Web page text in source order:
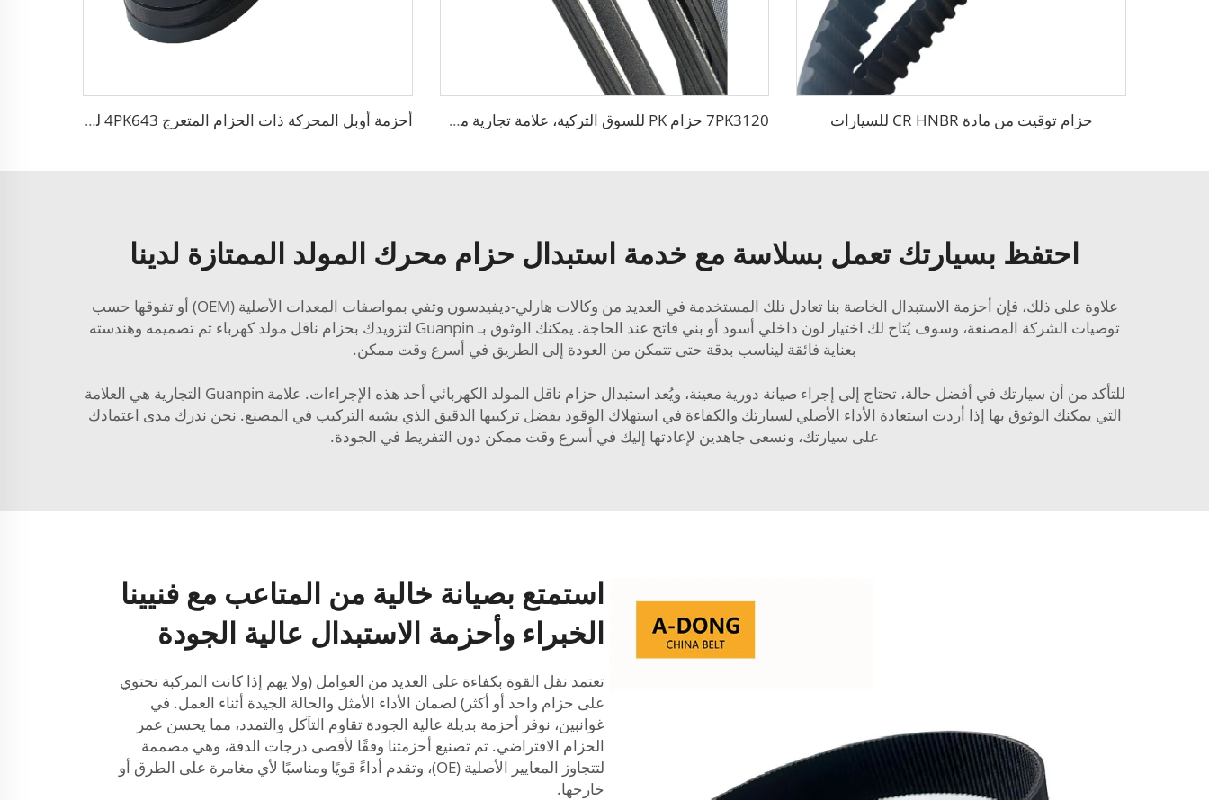
حزام توقيت من مادة CR HNBR للسيارات 7PK3120 حزام PK للسوق التركية، علامة تجارية مخصصة، حزام V مسطح ذو سطح خشن أحزمة أوبل المحركة ذات الحزام المتعرج 4PK643 لشيفروليه كروز
احتفظ بسيارتك تعمل بسلاسة مع خدمة استبدال حزام محرك المولد الممتازة لدينا
علاوة على ذلك، فإن أحزمة الاستبدال الخاصة بنا تعادل تلك المستخدمة في العديد من وكالات هارلي-ديفيدسون وتفي بمواصفات المعدات الأصلية (OEM) أو تفوقها حسب
توصيات الشركة المصنعة، وسوف يُتاح لك اختيار لون داخلي أسود أو بني فاتح عند الحاجة. يمكنك الوثوق بـ Guanpin لتزويدك بحزام ناقل مولد كهرباء تم تصميمه وهندسته
بعناية فائقة ليناسب بدقة حتى تتمكن من العودة إلى الطريق في أسرع وقت ممكن.
للتأكد من أن سيارتك في أفضل حالة، تحتاج إلى إجراء صيانة دورية معينة، ويُعد استبدال حزام ناقل المولد الكهربائي أحد هذه الإجراءات. علامة Guanpin التجارية هي العلامة
التي يمكنك الوثوق بها إذا أردت استعادة الأداء الأصلي لسيارتك والكفاءة في استهلاك الوقود بفضل تركيبها الدقيق الذي يشبه التركيب في المصنع. نحن ندرك مدى اعتمادك
على سيارتك، ونسعى جاهدين لإعادتها إليك في أسرع وقت ممكن دون التفريط في الجودة.
استمتع بصيانة خالية من المتاعب مع فنيينا
الخبراء وأحزمة الاستبدال عالية الجودة
تعتمد نقل القوة بكفاءة على العديد من العوامل (ولا يهم إذا كانت المركبة تحتوي
على حزام واحد أو أكثر) لضمان الأداء الأمثل والحالة الجيدة أثناء العمل. في
غوانبين، نوفر أحزمة بديلة عالية الجودة تقاوم التآكل والتمدد، مما يحسن عمر
الحزام الافتراضي. تم تصنيع أحزمتنا وفقًا لأقصى درجات الدقة، وهي مصممة
لتتجاوز المعايير الأصلية (OE)، وتقدم أداءً قويًا ومناسبًا لأي مغامرة على الطرق أو
خارجها.